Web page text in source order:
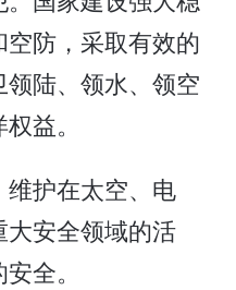
防，采取有效的
陆、领水、领空
益。
护在太空、电
安全领域的活
全。